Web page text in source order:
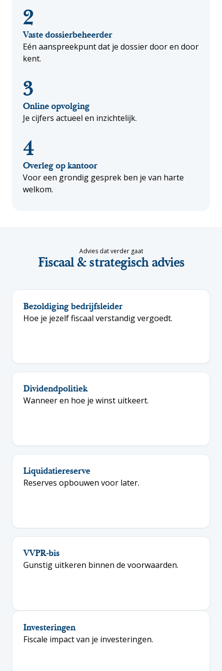
2
Vaste dossierbeheerder
Eén aanspreekpunt dat je dossier door en door
kent.
3
Online opvolging
Je cijfers actueel en inzichtelijk.
4
Overleg op kantoor
Voor een grondig gesprek ben je van harte
welkom.
Advies dat verder gaat
Fiscaal & strategisch advies
Bezoldiging bedrijfsleider
Hoe je jezelf fiscaal verstandig vergoedt.
Dividendpolitiek
Wanneer en hoe je winst uitkeert.
Liquidatiereserve
Reserves opbouwen voor later.
VVPR-bis
Gunstig uitkeren binnen de voorwaarden.
Investeringen
Fiscale impact van je investeringen.